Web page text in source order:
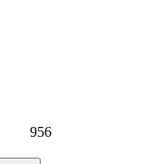
956